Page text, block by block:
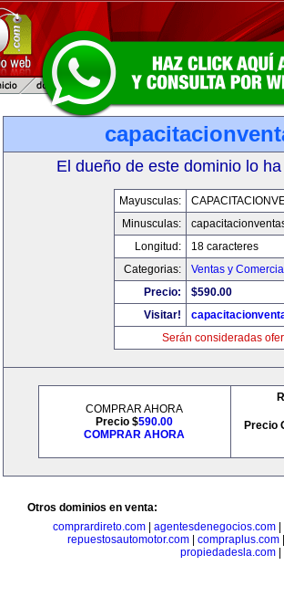
El dueño de este dominio lo
Mayusculas:
Minusculas:
Longitud:
18 caracteres
Categorias:
Ventas y
Precio:
$590.00
Visitar!
Serán consideradas
COMPRAR AHORA
Precio $590.00
COMPRAR AHORA
Precio
Otros dominios en venta:
comprardireto.com| agentesdenegocios.com|
repuestosautomotor.com
compraplus.com
propiedadesla.com|